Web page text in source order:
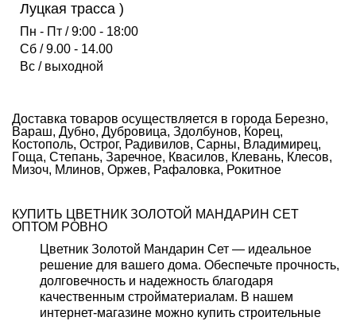
Луцкая трасса )
Пн - Пт / 9:00 - 18:00
Сб / 9.00 - 14.00
Вс / выходной
Доставка товаров осуществляется в города Березно,
Вараш, Дубно, Дубровица, Здолбунов, Корец,
Костополь, Острог, Радивилов, Сарны, Владимирец,
Гоща, Степань, Заречное, Квасилов, Клевань, Клесов,
Мизоч, Млинов, Оржев, Рафаловка, Рокитное
КУПИТЬ ЦВЕТНИК ЗОЛОТОЙ МАНДАРИН СЕТ
ОПТОМ РОВНО
Цветник Золотой Мандарин Сет — идеальное
решение для вашего дома. Обеспечьте прочность,
долговечность и надежность благодаря
качественным стройматериалам. В нашем
интернет-магазине можно купить строительные